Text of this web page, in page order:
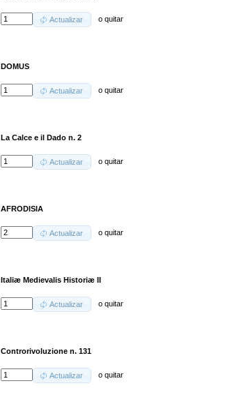
Actualizar oquitar
DOMUS
Actualizar oquitar
La Calce e il Dado n. 2
Actualizar oquitar
AFRODISIA
Actualizar oquitar
Italiæ Medievalis Historiæ II
Actualizar oquitar
Controrivoluzione n. 131
Actualizar oquitar